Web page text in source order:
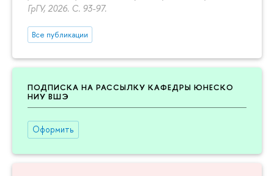
ГрГУ, 2026. С. 93-97.
Все публикации
ПОДПИСКА НА РАССЫЛКУ КАФЕДРЫ ЮНЕСКО
НИУ ВШЭ
Оформить